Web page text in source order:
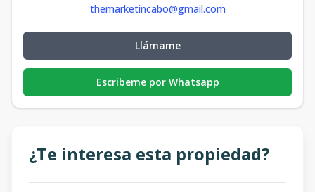
themarketincabo@gmail.com
Llámame
Escribeme por Whatsapp
¿Te interesa esta propiedad?